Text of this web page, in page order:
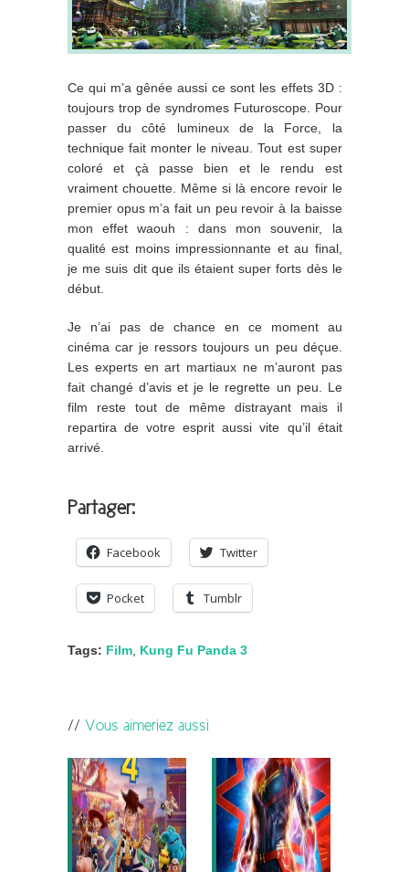
Ce qui m’a gênée aussi ce sont les effets 3D :
toujours trop de syndromes Futuroscope. Pour
passer du côté lumineux de la Force, la
technique fait monter le niveau. Tout est super
coloré et çà passe bien et le rendu est
vraiment chouette. Même si là encore revoir le
premier opus m’a fait un peu revoir à la baisse
mon effet waouh : dans mon souvenir, la
qualité est moins impressionnante et au final,
je me suis dit que ils étaient super forts dès le
début.
Je n’ai pas de chance en ce moment au
cinéma car je ressors toujours un peu déçue.
Les experts en art martiaux ne m’auront pas
fait changé d’avis et je le regrette un peu. Le
film reste tout de même distrayant mais il
repartira de votre esprit aussi vite qu’il était
arrivé.
Partager:
Facebook Twitter
Pocket Tumblr
Tags: Film Kung Fu Panda 3
Vous aimeriez aussi